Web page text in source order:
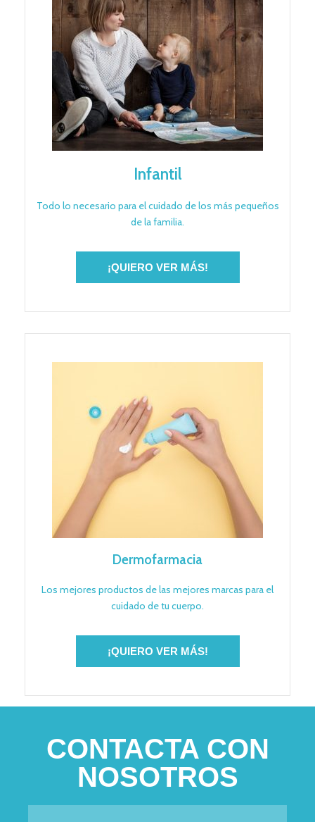
Infantil
Todo lo necesario para el cuidado de los más pequeños
de la familia.
¡QUIERO VER MÁS!
Dermofarmacia
Los mejores productos de las mejores marcas para el
cuidado de tu cuerpo.
¡QUIERO VER MÁS!
CONTACTA CON
NOSOTROS